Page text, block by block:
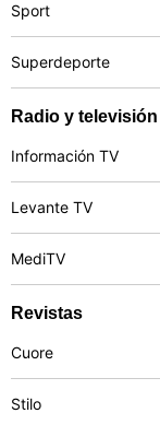
Sport
Superdeporte
Radio y televisión
Información TV
Levante TV
MediTV
Revistas
Cuore
Stilo